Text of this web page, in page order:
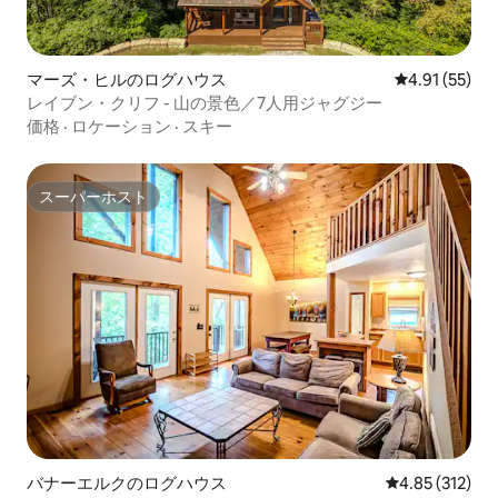
マーズ・ヒルのログハウス レビュー55
4.91 (55)
レイブン・クリフ - 山の景色／7人用ジャグジー
価格 · ロケーション · スキー
スーパーホスト
スーパーホスト
バナーエルクのログハウス レビュー312
4.85 (312)